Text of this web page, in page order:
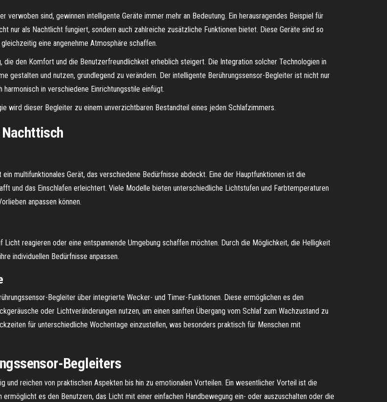
verwoben sind, gewinnen intelligente Geräte immer mehr an Bedeutung. Ein herausragendes Beispiel für
nur als Nachtlicht fungiert, sondern auch zahlreiche zusätzliche Funktionen bietet. Diese Geräte sind so
eine angenehme Atmosphäre schaffen.
die den Komfort und die Benutzerfreundlichkeit erheblich steigert. Die Integration solcher Technologien in
gestalten und nutzen, grundlegend zu verändern. Der intelligente Berührungssensor-Begleiter ist nicht nur
in verschiedene Einrichtungsstile einfügt.
wird dieser Begleiter zu einem unverzichtbaren Bestandteil eines jeden Schlafzimmers.
multifunktionales Gerät, das verschiedene Bedürfnisse abdeckt. Eine der Hauptfunktionen ist die
und das Einschlafen erleichtert. Viele Modelle bieten unterschiedliche Lichtstufen und Farbtemperaturen
anpassen können.
reagieren oder eine entspannende Umgebung schaffen möchten. Durch die Möglichkeit, die Helligkeit
individuellen Bedürfnisse anpassen.
Begleiter über integrierte Wecker- und Timer-Funktionen. Diese ermöglichen es den
oder Lichtveränderungen nutzen, um einen sanften Übergang vom Schlaf zum Wachzustand zu
für unterschiedliche Wochentage einzustellen, was besonders praktisch für Menschen mit
Begleiters
reichen von praktischen Aspekten bis hin zu emotionalen Vorteilen. Ein wesentlicher Vorteil ist die
es den Benutzern, das Licht mit einer einfachen Handbewegung ein- oder auszuschalten oder die